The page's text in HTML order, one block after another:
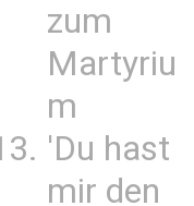
zum
Martyriu
m
'Du hast
mir den